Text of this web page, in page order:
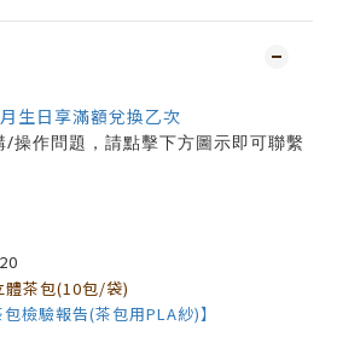
生日享滿額兌換乙次
作問題，請點擊下方圖示即可聯繫
體茶包(10包/袋)
檢驗報告(茶包用PLA紗)】